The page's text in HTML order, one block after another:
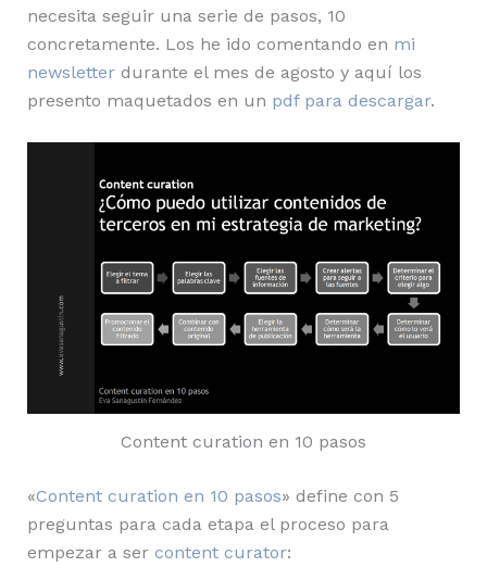
necesita seguir una serie de pasos, 10
concretamente. Los he ido comentando en mi
newsletterdurante el mes de agosto y aquí los
presento maquetados en un pdf para descargar.
Content curation en 10 pasos
«Content curation en 10 pasos» define con 5
preguntas para cada etapa el proceso para
empezar a ser content curator: